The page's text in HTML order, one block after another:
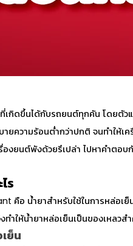
เกิดขึ้นได้กับรถยนต์ทุกคัน โดยตัว
ายความร้อนต่ำกว่าปกติ จนทำให้
องยนต์พังด้วยรึเปล่า ไปหาคำตอบ
ร
คือ น้ำยาสำหรับใช้ในการหล่อเย็
ทำให้น้ำยาหล่อเย็นเป็นของเหลวส
ย็น